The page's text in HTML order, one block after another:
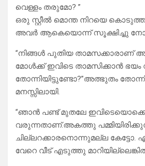
വെള്ളം തരുമോ? ”
ഒരു സ്റ്റീൽ മൊന്ത നിറയെ കൊടുത്ത
അവർ ആകെയൊന്ന് സൂക്ഷിച്ചു
“നിങ്ങൾ പുതിയ താമസക്കാരാണ്
മോൾക്ക് ഇവിടെ താമസിക്കാൻ
തോന്നിയിട്ടുണ്ടോ?”അത്ഭുതം
മനസ്സിലായി.
“ഞാൻ പണ്ട് മുതലേ
വരുന്നതാണ്.അകത്തു
ചില്ലറക്കാരനൊന്നുമല്ല കേട്ടോ.
വേറെ വീട് എടുത്തു